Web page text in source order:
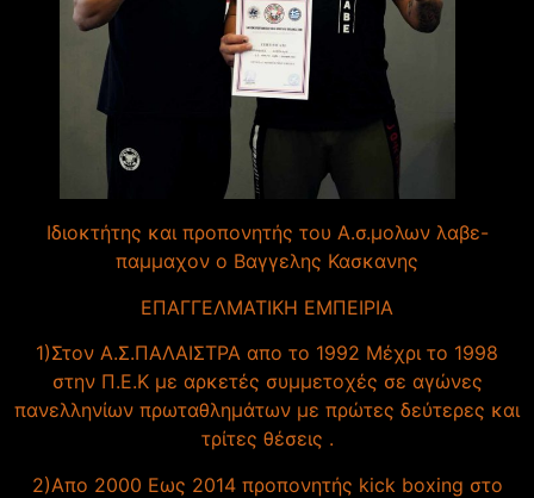
Ιδιοκτήτης και προπονητής του Α.σ.μολων λαβε-
παμμαχον ο Βαγγελης Κασκανης
ΕΠΑΓΓΕΛΜΑΤΙΚΗ ΕΜΠΕΙΡΙΑ
1)Στον Α.Σ.ΠΑΛΑΙΣΤΡΑ απο το 1992 Μέχρι το 1998
στην Π.Ε.Κ με αρκετές συμμετοχές σε αγώνες
πανελληνίων πρωταθλημάτων με πρώτες δεύτερες και
τρίτες θέσεις .
2)Απο 2000 Εως 2014 προπονητής kick boxing στο